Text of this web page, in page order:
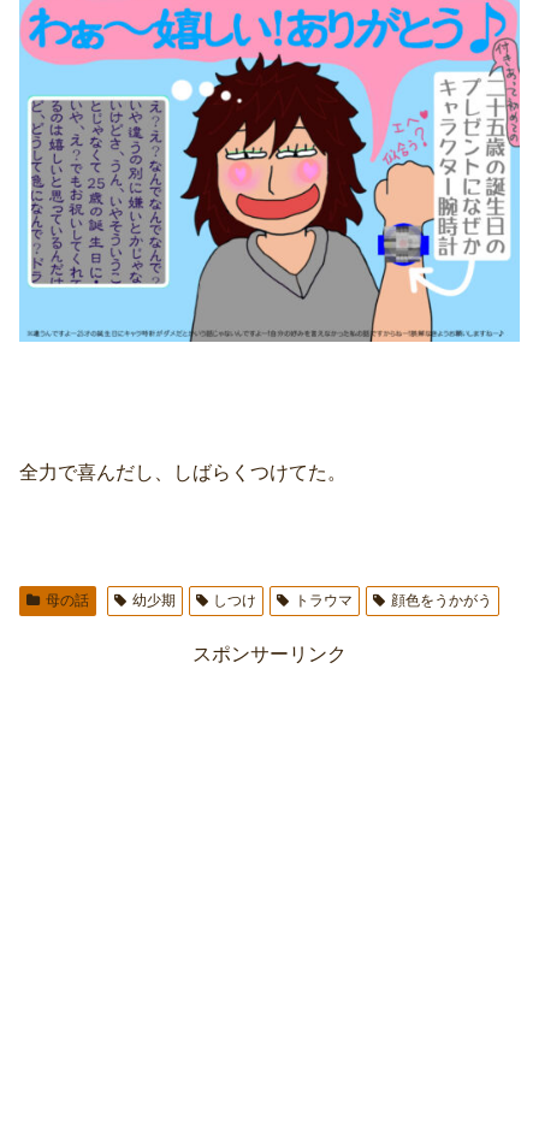
全力で喜んだし、しばらくつけてた。
母の話 幼少期 しつけ トラウマ 顔色をうかがう
スポンサーリンク